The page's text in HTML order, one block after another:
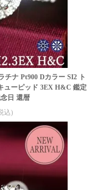
チナ Pt900 Dカラー SI2 ト
ューピッド 3EX H&C 鑑定
日 還暦
込)